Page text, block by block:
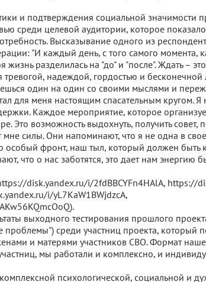
и подтверждения социальной значимости
среди целевой аудитории, которое
Высказывание одного из
"И каждый день, с того самого момента,
разделилась на "до" и "после". Ждать –
тревогой, надеждой, гордостью и
один на один со своими мыслями и
для меня настоящим спасательным кругом.
Каждое мероприятие, которое
Это возможность выдохнуть, получить совет,
мне силы. Они напоминают, что я не одна в
фронт, наш тыл, который должен быть
что о нас заботятся, это дает нам энергию
disk.yandex.ru/i/2fdBBCYFn4HAlA, https://
i/yL7KaW1BWjdzcA,
выходного тестирования прошлого
среди участниц проекта, который
и матерями участников СВО. Формат
мы работали и комплексно, и
психологической, социальной и